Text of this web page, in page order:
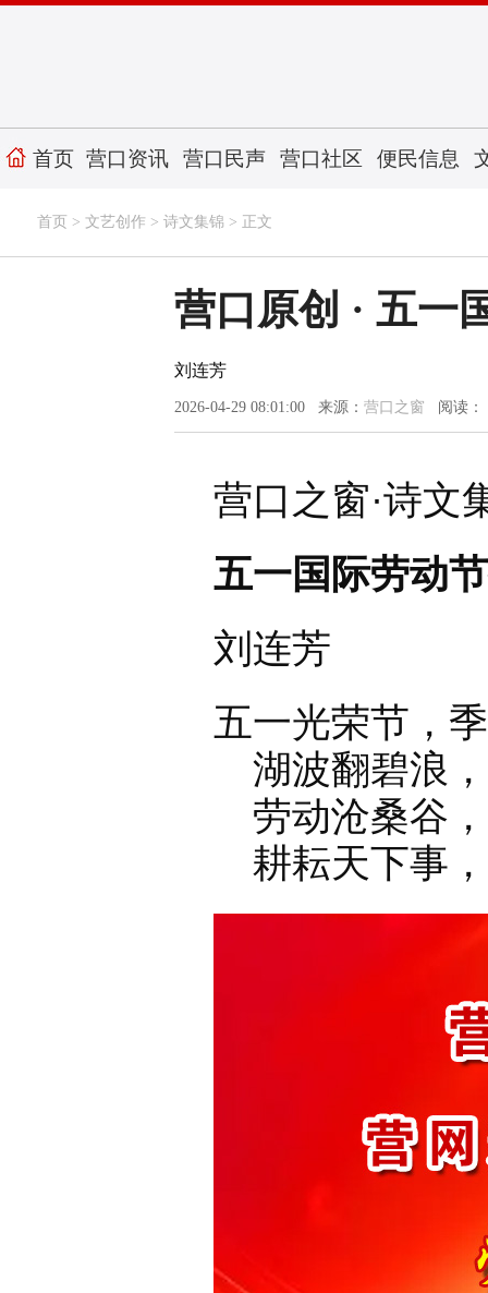
首页 营口资讯 营口民声 营口社区 便民信息
首页 > 文艺创作 > 诗文集锦 > 正文
营口原创 · 五
刘连芳
2026-04-29 08:01:00 来源： 营口之窗 阅读：
营口之窗·诗文
五一国际劳动
刘连芳
五一光荣节，
湖波翻碧浪，
劳动沧桑谷，
耕耘天下事，